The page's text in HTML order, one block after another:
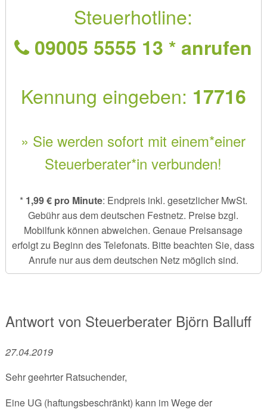
Steuerhotline:
09005 5555 13 * anrufen
Kennung eingeben: 17716
» Sie werden sofort mit einem*einer
Steuerberater*in verbunden!
* 1,99 € pro Minute: Endpreis inkl. gesetzlicher MwSt.
Gebühr aus dem deutschen Festnetz. Preise bzgl.
Mobilfunk können abweichen. Genaue Preisansage
erfolgt zu Beginn des Telefonats. Bitte beachten Sie, dass
Anrufe nur aus dem deutschen Netz möglich sind.
Antwort von Steuerberater Björn Balluff
27.04.2019
Sehr geehrter Ratsuchender,
Eine UG (haftungsbeschränkt) kann im Wege der